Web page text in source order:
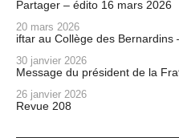
Partager – édito 16 mars 2026
20 mars 2026
iftar au Collège des Bernardins
30 janvier 2026
Message du président de la
26 janvier 2026
Revue 208